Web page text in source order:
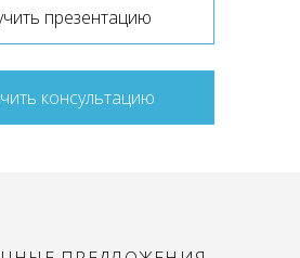
презентацию
консультацию